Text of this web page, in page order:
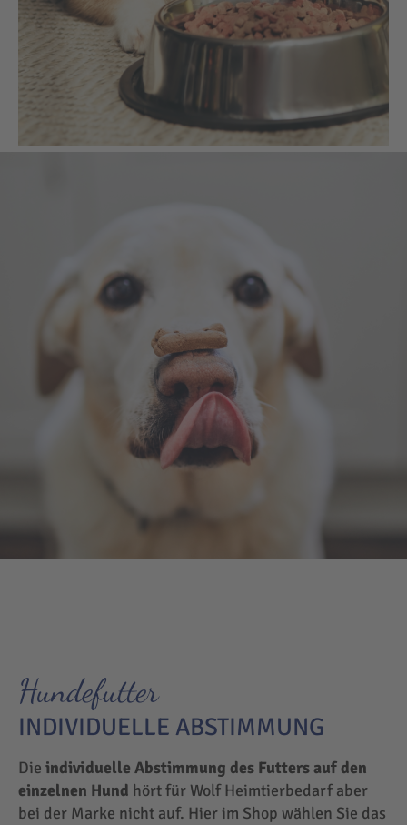
Hundefutter
INDIVIDUELLE ABSTIMMUNG
Die individuelle Abstimmung des Futters auf den
einzelnen Hund hört für Wolf Heimtierbedarf aber
bei der Marke nicht auf. Hier im Shop wählen Sie das